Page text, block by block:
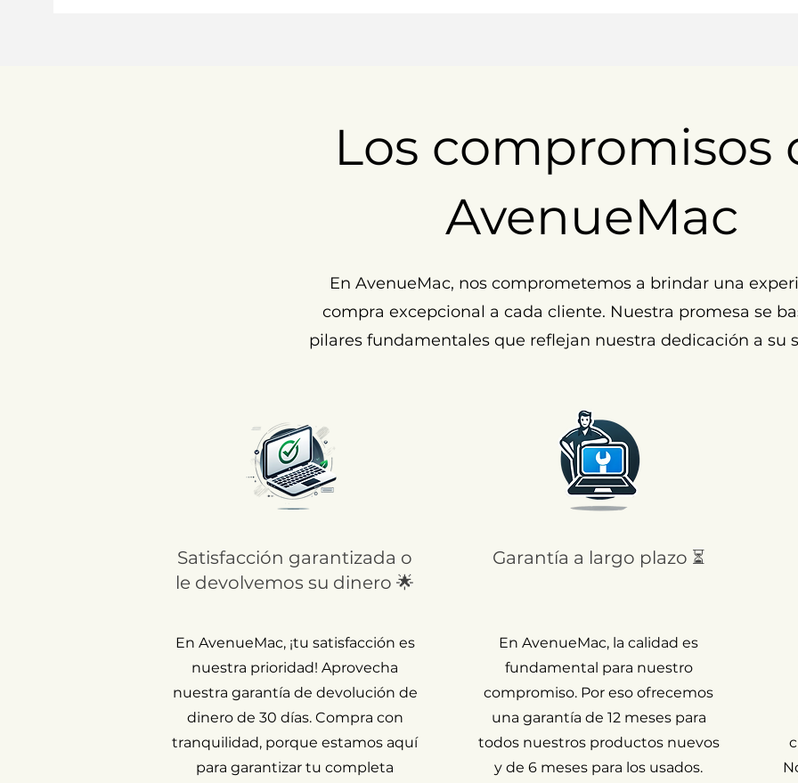
Los compromisos
AvenueMac
En AvenueMac, nos comprometemos a brindar una
compra excepcional a cada cliente. Nuestra promesa se
pilares fundamentales que reflejan nuestra dedicación a su
Satisfacción garantizada o
le devolvemos su dinero 🌟
En AvenueMac, ¡tu satisfacción es
nuestra prioridad! Aprovecha
nuestra garantía de devolución de
dinero de 30 días. Compra con
tranquilidad, porque estamos aquí
para garantizar tu completa
Garantía a largo plazo ⏳
En AvenueMac, la calidad es
fundamental para nuestro
compromiso. Por eso ofrecemos
una garantía de 12 meses para
todos nuestros productos nuevos
y de 6 meses para los usados.